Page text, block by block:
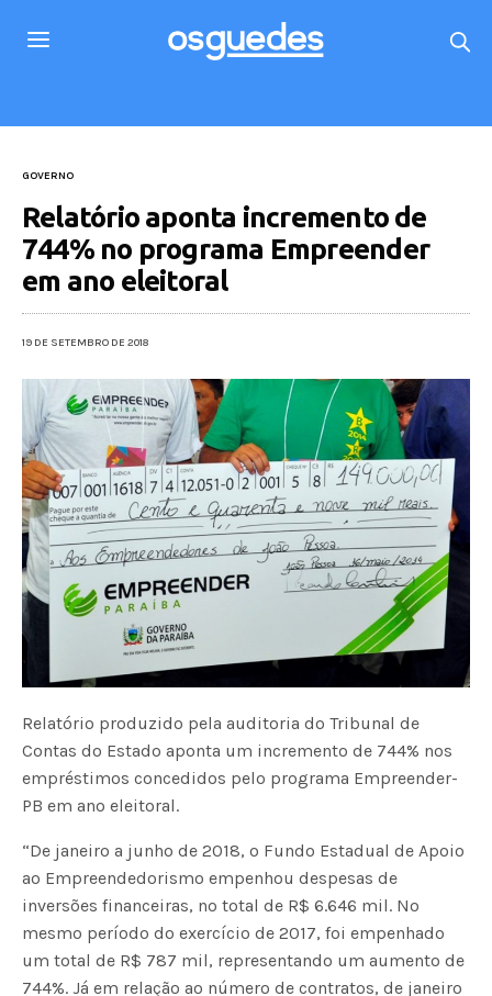
GOVERNO
Relatório aponta incremento de
744% no programa Empreender
em ano eleitoral
19 DE SETEMBRO DE 2018
Relatório produzido pela auditoria do Tribunal de
Contas do Estado aponta um incremento de 744% nos
empréstimos concedidos pelo programa Empreender-
PB em ano eleitoral.
“De janeiro a junho de 2018, o Fundo Estadual de Apoio
ao Empreendedorismo empenhou despesas de
inversões financeiras, no total de R$ 6.646 mil. No
mesmo período do exercício de 2017, foi empenhado
um total de R$ 787 mil, representando um aumento de
744%. Já em relação ao número de contratos, de janeiro